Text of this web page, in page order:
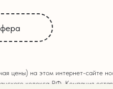
цены) на этом интернет-сайте
кодекса РФ. Компания